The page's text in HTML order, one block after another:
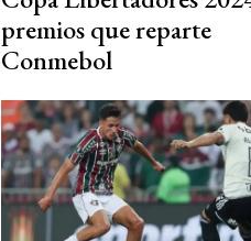
premios que reparte
Conmebol